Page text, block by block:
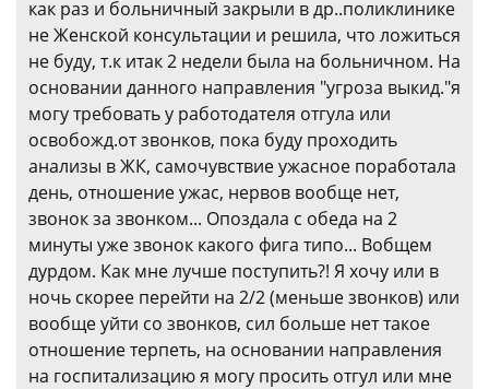
как раз и больничный закрыли в др..поликлинике
не Женской консультации и решила, что ложиться
не буду, т.к итак 2 недели была на больничном. На
основании данного направления "угроза выкид."я
могу требовать у работодателя отгула или
освобожд.от звонков, пока буду проходить
анализы в ЖК, самочувствие ужасное поработала
день, отношение ужас, нервов вообще нет,
звонок за звонком... Опоздала с обеда на 2
минуты уже звонок какого фига типо... Вобщем
дурдом. Как мне лучше поступить?! Я хочу или в
ночь скорее перейти на 2/2 (меньше звонков) или
вообще уйти со звонков, сил больше нет такое
отношение терпеть, на основании направления
на госпитализацию я могу просить отгул или мне